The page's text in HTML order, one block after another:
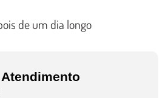
de um dia longo